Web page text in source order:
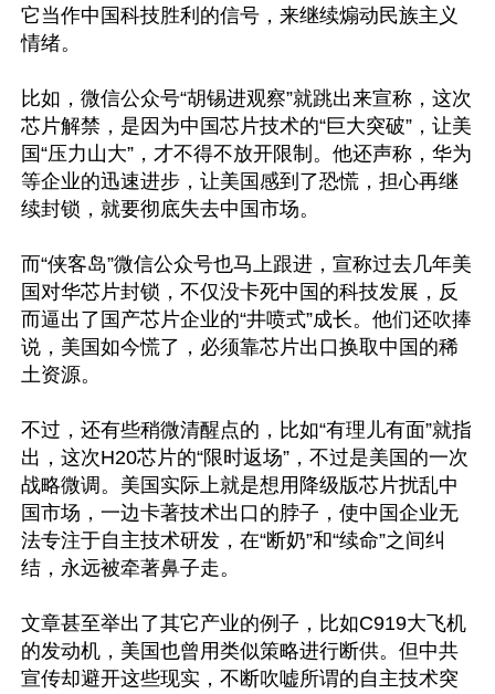
它当作中国科技胜利的信号，来继续煽动民族主义
情绪。
比如，微信公众号“胡锡进观察”就跳出来宣称，这次
芯片解禁，是因为中国芯片技术的“巨大突破”，让美
国“压力山大”，才不得不放开限制。他还声称，华为
等企业的迅速进步，让美国感到了恐慌，担心再继
续封锁，就要彻底失去中国市场。
而“侠客岛”微信公众号也马上跟进，宣称过去几年美
国对华芯片封锁，不仅没卡死中国的科技发展，反
而逼出了国产芯片企业的“井喷式”成长。他们还吹捧
说，美国如今慌了，必须靠芯片出口换取中国的稀
土资源。
不过，还有些稍微清醒点的，比如“有理儿有面”就指
出，这次H20芯片的“限时返场”，不过是美国的一次
战略微调。美国实际上就是想用降级版芯片扰乱中
国市场，一边卡著技术出口的脖子，使中国企业无
法专注于自主技术研发，在“断奶”和“续命”之间纠
结，永远被牵著鼻子走。
文章甚至举出了其它产业的例子，比如C919大飞机
的发动机，美国也曾用类似策略进行断供。但中共
宣传却避开这些现实，不断吹嘘所谓的自主技术突